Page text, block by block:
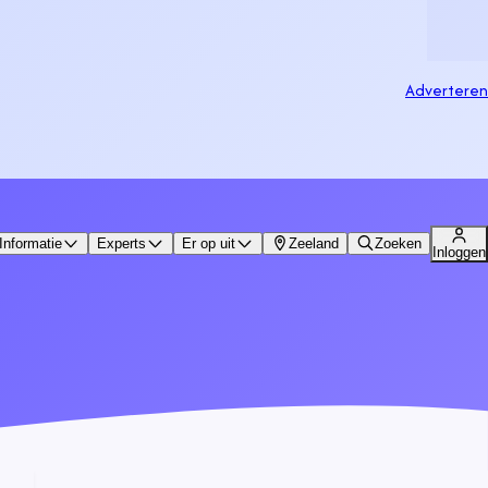
Adverteren
Experts Er op uit Zeeland Zoeken
Inloggen